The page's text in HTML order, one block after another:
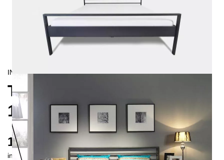
INDUSTRIAL/CONTEMPORAIN
TUISTO METALLBETT
140X200 CM
1165 €
inkl. MwSt. inkl. Versandkosten (DE)